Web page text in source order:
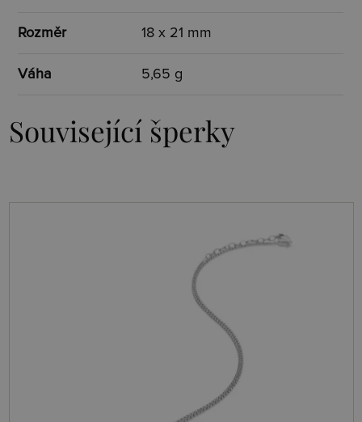
Rozměr 18 x 21 mm
Váha 5,65 g
Související šperky